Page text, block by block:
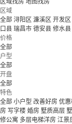
区域找房 地图找房
区域
全部 浔阳区 濂溪区 开发区
口县 瑞昌市 德安县 修水县
价格
全部
户型
全部
开盘
全部
特色
全部 小户型 改善好房 优
房 写字楼 婚房 墅质高层
修公寓 多层电梯洋房 江景